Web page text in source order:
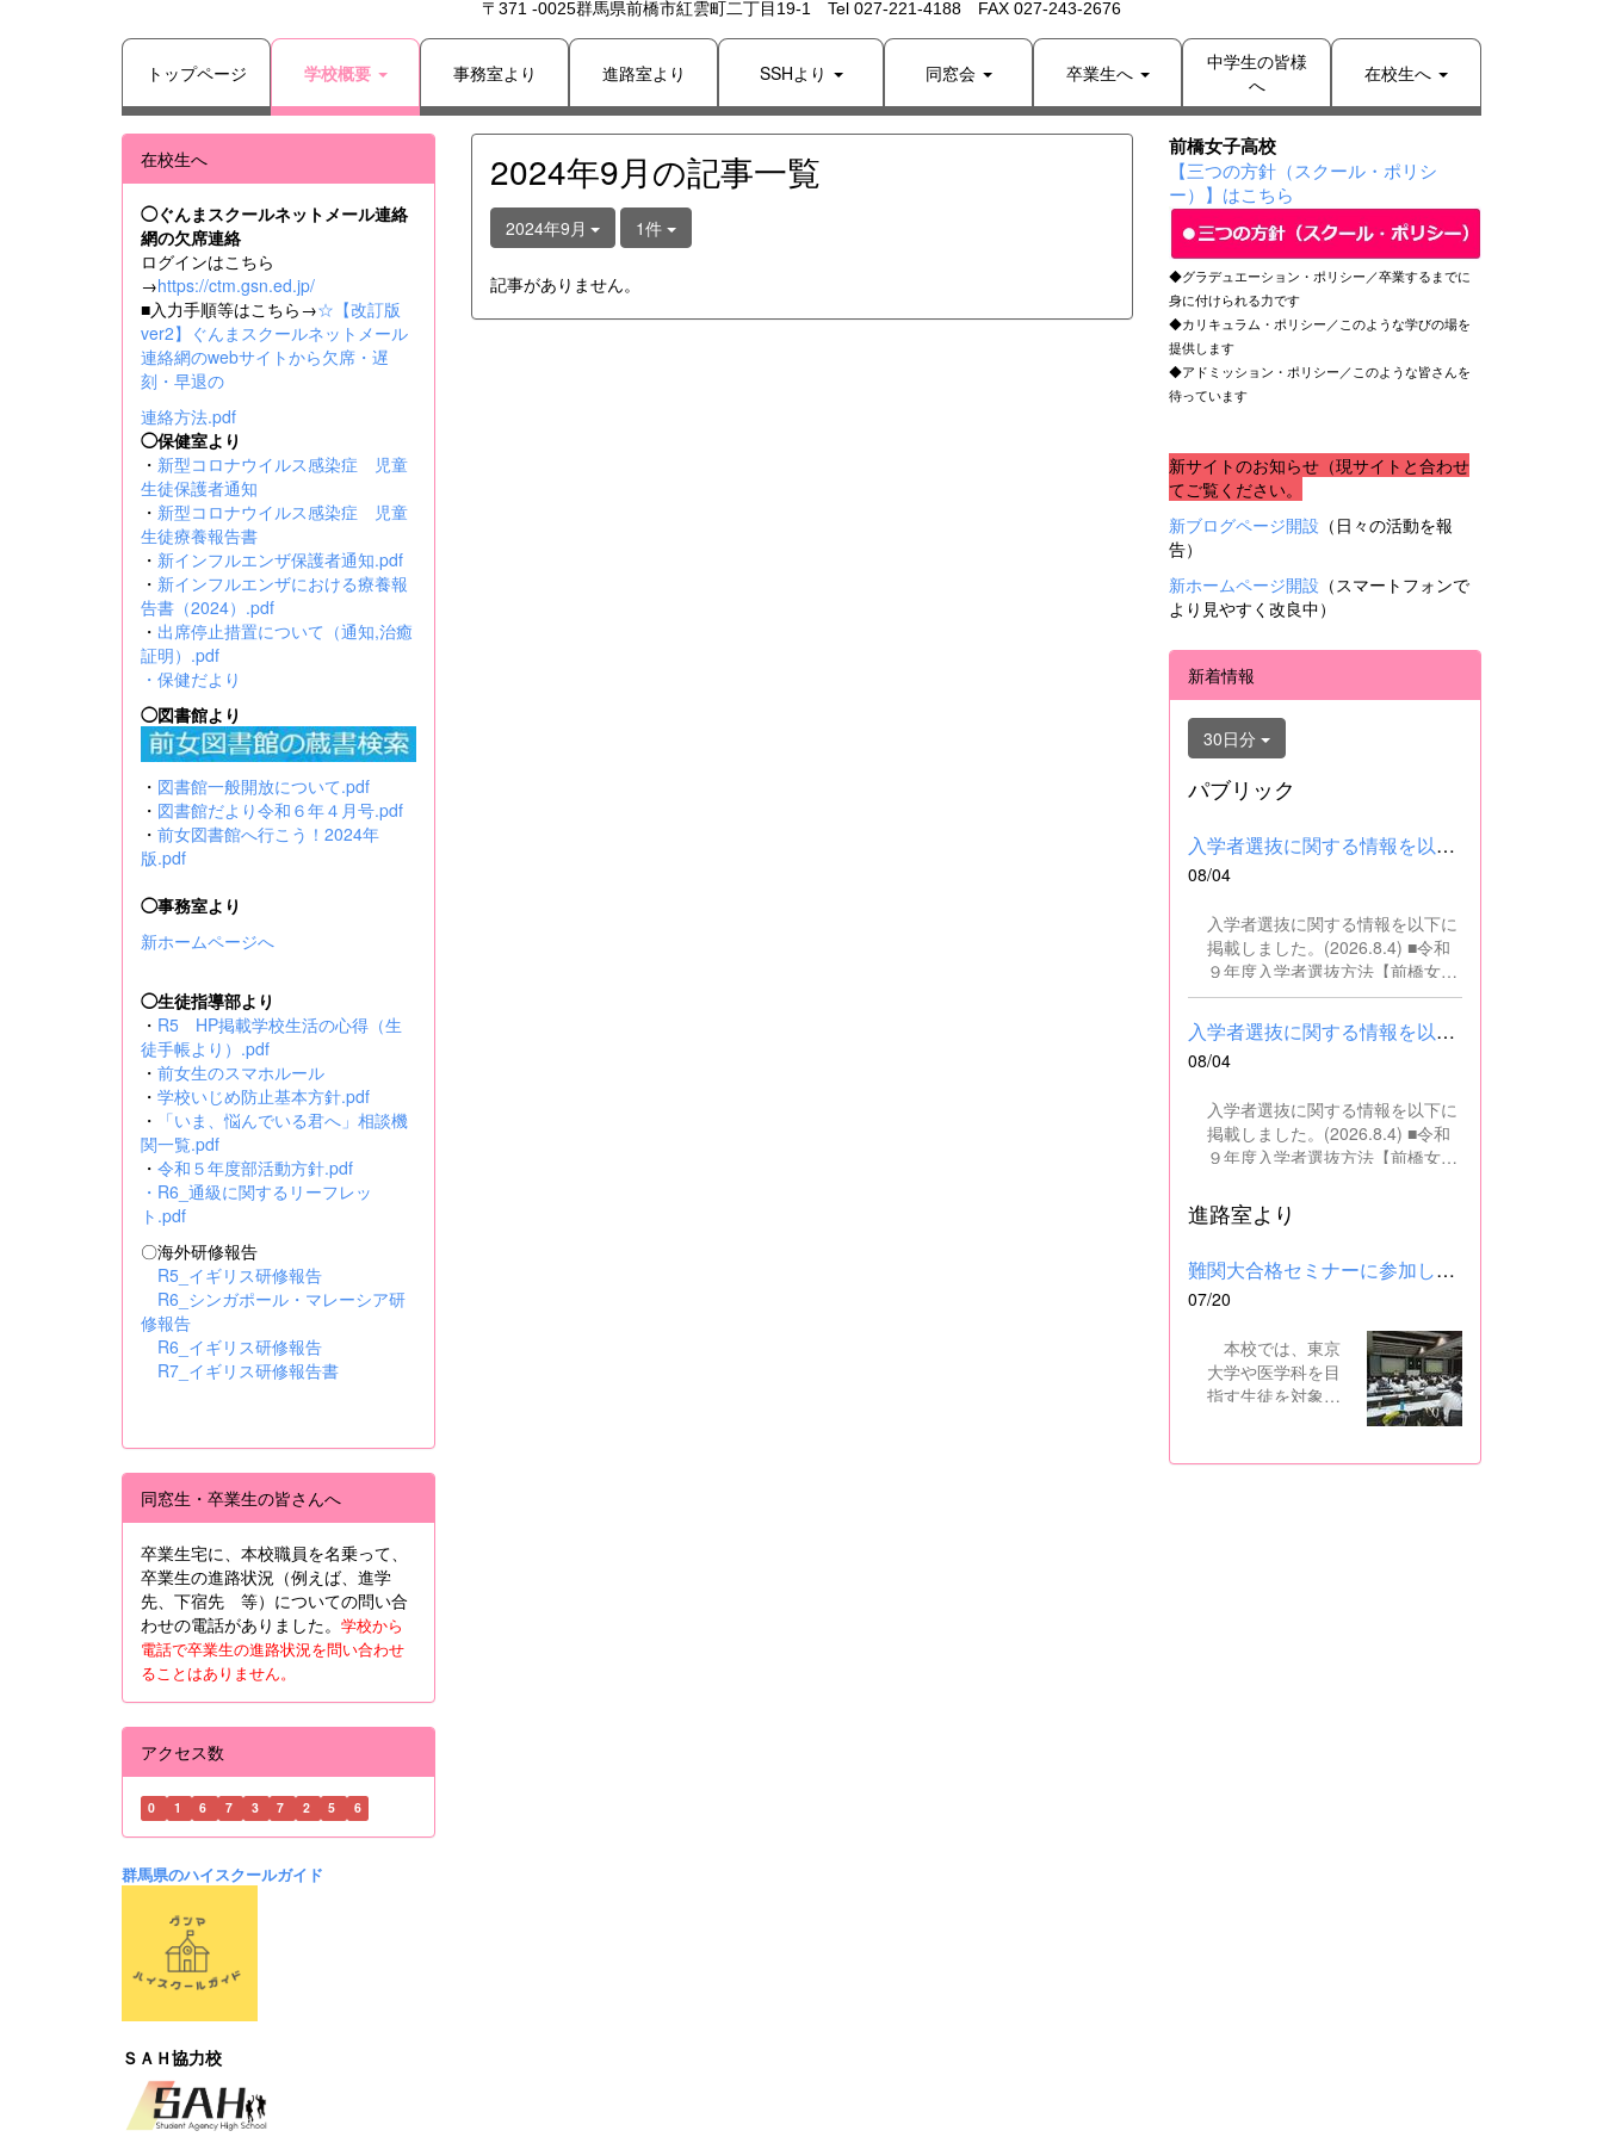
〒371 -0025群馬県前橋市紅雲町二丁目19-1 Tel 027-221-4188 FAX 027-243-2676
トップページ 学校概要 事務室より 進路室より SSHより 同窓会 卒業生へ
中学生の皆様
へ
在校生へ
2024年9月の記事一覧
2024年9月 1件
記事がありません。
在校生へ
◯ぐんまスクールネットメール連絡
網の欠席連絡
ログインはこちら
→https://ctm.gsn.ed.jp/
■入力手順等はこちら→☆【改訂版
ver2】ぐんまスクールネットメール
連絡網のwebサイトから欠席・遅
刻・早退の
連絡方法.pdf
◯保健室より
・ 新型コロナウイルス感染症 児童
生徒保護者通知
・ 新型コロナウイルス感染症 児童
生徒療養報告書
・ 新インフルエンザ保護者通知.pdf
・ 新インフルエンザにおける療養報
告書（2024）.pdf
・ 出席停止措置について（通知,治癒
証明）.pdf
・ 保健だより
◯図書館より
・ 図書館一般開放について.pdf
・ 図書館だより令和６年４月号.pdf
・ 前女図書館へ行こう！2024年
版.pdf
◯事務室より
新ホームページへ
◯生徒指導部より
・ R5 HP掲載学校生活の心得（生
徒手帳より）.pdf
・ 前女生のスマホルール
・ 学校いじめ防止基本方針.pdf
・
「いま、悩んでいる君へ」相談機
関一覧.pdf
・ 令和５年度部活動方針.pdf
・ R6_通級に関するリーフレッ
ト.pdf
〇海外研修報告
R5_イギリス研修報告
R6_シンガポール・マレーシア研
修報告
R6_イギリス研修報告
R7_イギリス研修報告書
同窓生・卒業生の皆さんへ
卒業生宅に、本校職員を名乗って、
卒業生の進路状況（例えば、進学
先、下宿先 等）についての問い合
わせの電話がありました。 学校から
電話で卒業生の進路状況を問い合わせ
ることはありません。
アクセス数
0 1 6 7 3 7 2 5 6
群馬県のハイスクールガイド
ＳＡＨ協力校
前橋女子高校
【三つの方針（スクール・ポリシ
ー）】はこちら
◆グラデュエーション・ポリシー／卒業するまでに
身に付けられる力です
◆カリキュラム・ポリシー／このような学びの場を
提供します
◆アドミッション・ポリシー／このような皆さんを
待っています
新サイトのお知らせ（現サイトと合わせ
てご覧ください。
新ブログページ開設 （日々の活動を報
告）
新ホームページ開設 （スマートフォンで
より見やすく改良中）
新着情報
30日分
パブリック
入学者選抜に関する情報を以下に掲載しました。(2026.8.4) ■令和...
08/04
入学者選抜に関する情報を以下に
掲載しました。(2026.8.4) ■令和
９年度入学者選抜方法【前橋女子
高校】pdf はこちら ■群馬県教育
委員会webサイト 高校入試に関
するページはこちら
入学者選抜に関する情報を以下に掲載しました。(2026.8.4) ■令和...
08/04
入学者選抜に関する情報を以下に
掲載しました。(2026.8.4) ■令和
９年度入学者選抜方法【前橋女子
委員会webサイト 高校入試に関
するページはこちら
進路室より
難関大合格セミナーに参加しました
07/20
本校では、東京
大学や医学科を目
指す生徒を対象
格セミナーを行っ